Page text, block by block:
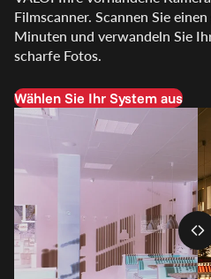
Filmscanner. Scannen Sie
Minuten und verwandeln Sie
scharfe Fotos.
Wählen Sie Ihr System aus